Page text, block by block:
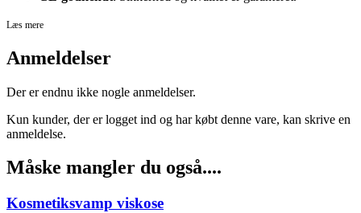
Læs mere
Anmeldelser
Der er endnu ikke nogle anmeldelser.
Kun kunder, der er logget ind og har købt denne vare, kan skrive en
anmeldelse.
Måske mangler du også....
Kosmetiksvamp viskose